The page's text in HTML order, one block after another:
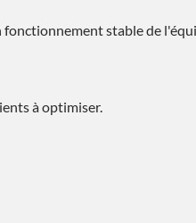
stable de
à optimiser.